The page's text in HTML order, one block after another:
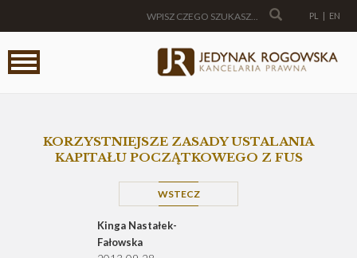
PL | EN
KORZYSTNIEJSZE ZASADY USTALANIA
KAPITAŁU POCZĄTKOWEGO Z FUS
WSTECZ
Kinga Nastałek-
Fałowska